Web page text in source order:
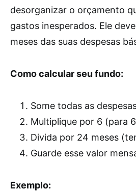
desorganizar o orçamento
gastos inesperados. Ele
meses das suas despesas
Como calcular seu fundo:
Some todas as
Multiplique por 6 (para
Divida por 24 meses
Guarde esse valor
Exemplo: